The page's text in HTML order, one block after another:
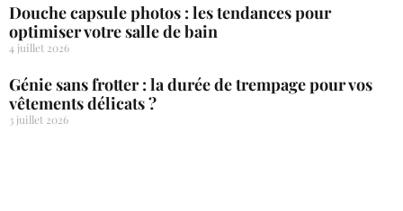
Douche capsule photos : les tendances pour
optimiser votre salle de bain
4 juillet 2026
Génie sans frotter : la durée de trempage pour vos
vêtements délicats ?
3 juillet 2026